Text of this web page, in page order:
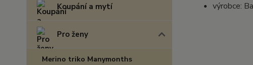
Koupání a mytí
Pro ženy
Merino triko Manymonths
výrobce: